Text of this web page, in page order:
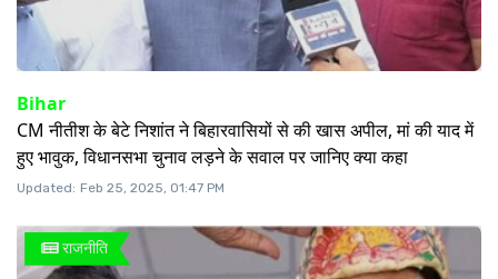
Bihar
CM नीतीश के बेटे निशांत ने बिहारवासियों से की खास अपील, मां की याद में
हुए भावुक, विधानसभा चुनाव लड़ने के सवाल पर जानिए क्या कहा
Updated: Feb 25, 2025, 01:47 PM
राजनीति